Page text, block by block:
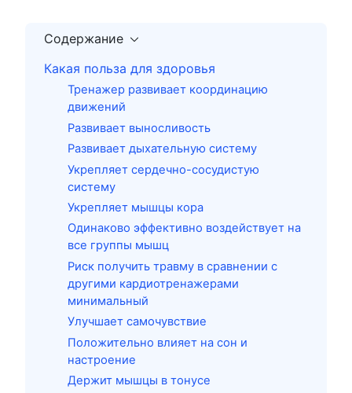
Содержание
Какая польза для здоровья
Тренажер развивает координацию
движений
Развивает выносливость
Развивает дыхательную систему
Укрепляет сердечно-сосудистую
систему
Укрепляет мышцы кора
Одинаково эффективно воздействует на
все группы мышц
Риск получить травму в сравнении с
другими кардиотренажерами
минимальный
Улучшает самочувствие
Положительно влияет на сон и
настроение
Держит мышцы в тонусе